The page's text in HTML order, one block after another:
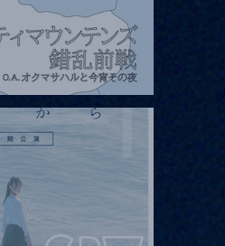
マウンテンズpresents. “HALL-IN-